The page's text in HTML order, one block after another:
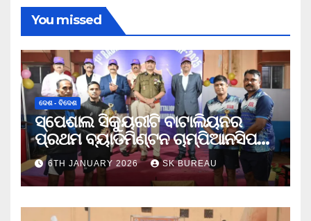
You missed
ଦେଶ - ବିଦେଶ
ସ୍ପେଶାଲ ସିକ୍ୟୁରୀଟି ବାଟାଲିୟନର
ପ୍ରଥମ ବ୍ୟାଡମିଣ୍ଟନ ଚାମ୍ପିଆନସିପ
ଉଦଯାପିତ
6TH JANUARY 2026 SK BUREAU